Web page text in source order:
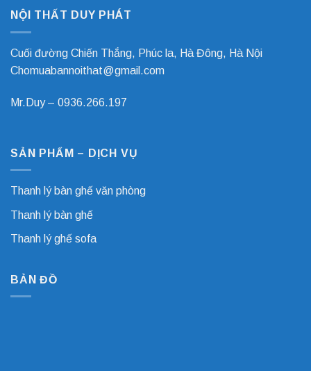
việc
NỘI THẤT DUY PHÁT
Cuối đường Chiến Thắng, Phúc la, Hà Đông, Hà Nội
Chomuabannoithat@gmail.com
Mr.Duy – 0936.266.197
SẢN PHẨM – DỊCH VỤ
Thanh lý bàn ghế văn phòng
Thanh lý bàn ghế
Thanh lý ghế sofa
BẢN ĐỒ